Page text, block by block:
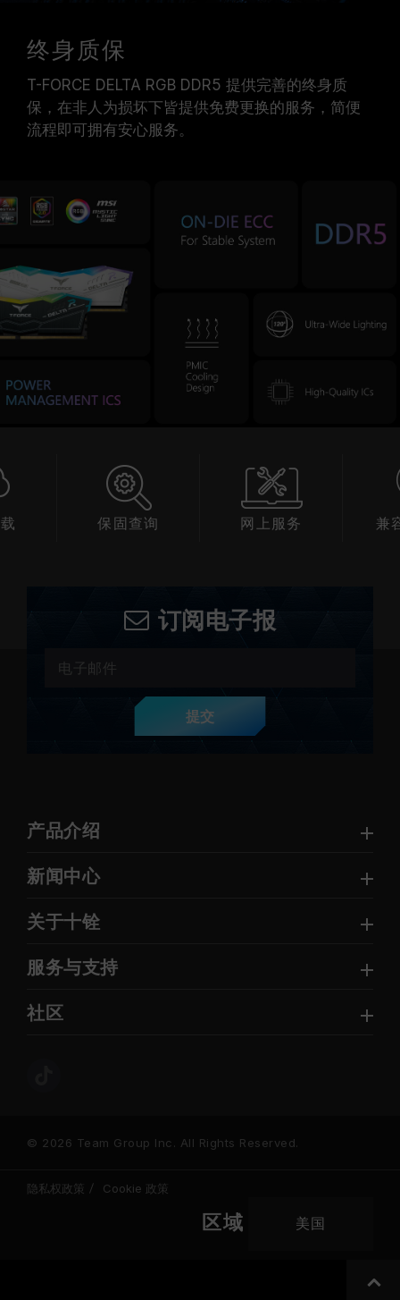
终身质保
T-FORCE DELTA RGB DDR5 提供完善的终身质
保，在非人为损坏下皆提供免费更换的服务，简便
流程即可拥有安心服务。
保固查询 网上服务 兼
订阅电子报
提交
产品介绍
新闻中心
关于十铨
服务与支持
社区
© 2026 Team Group Inc. All Rights Reserved.
隐私权政策 Cookie 政策
区域 美国